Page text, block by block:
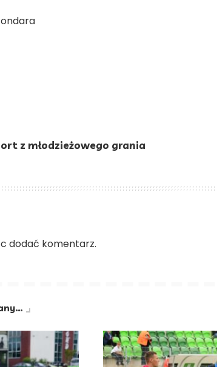
z młodzieżowego grania
dodać komentarz.